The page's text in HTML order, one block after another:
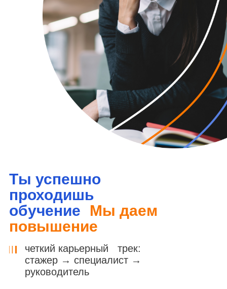
Ты успешно
проходишь
обучение Мы даем
повышение
четкий карьерный трек:
стажер → специалист →
руководитель